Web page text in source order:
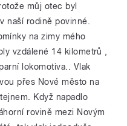
můj otec byl
naší rodině povinné.
na zimy mého
vzdálené 14 kilometrů ,
lokomotiva.. Vlak
přes Nové město na
Když napadlo
rovině mezi Novým